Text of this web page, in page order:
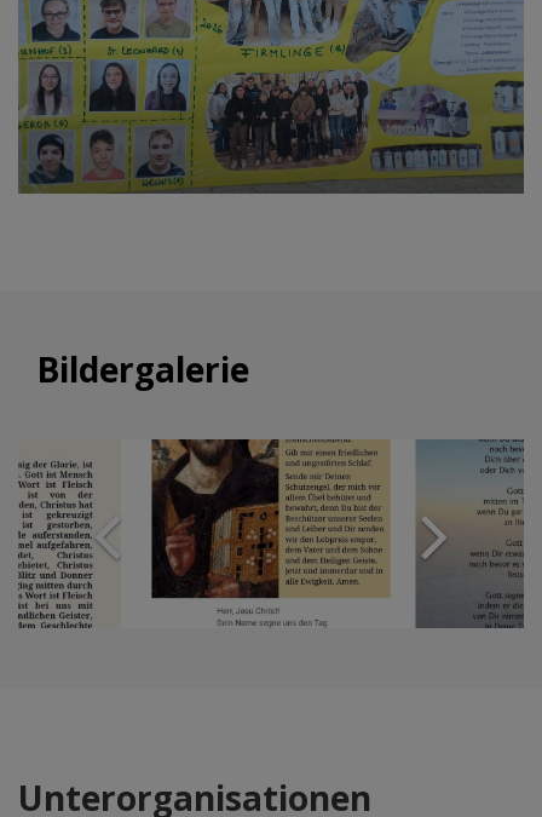
Bildergalerie
Unterorganisationen